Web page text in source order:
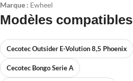
Marque : Ewheel
Modèles compatibles
Cecotec Outsider E-Volution 8,5 Phoenix
Cecotec Bongo Serie A